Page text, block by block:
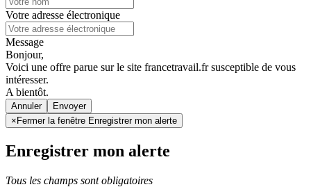
Votre adresse électronique
Message
Bonjour,
Voici une offre parue sur le site francetravail.fr susceptible de vous
intéresser.
A bientôt.
Annuler
× Fermer la fenêtre Enregistrer mon alerte
Enregistrer mon alerte
Tous les champs sont obligatoires